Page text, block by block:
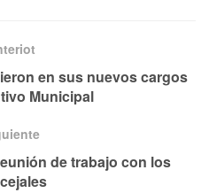
en sus nuevos cargos
Municipal
de trabajo con los